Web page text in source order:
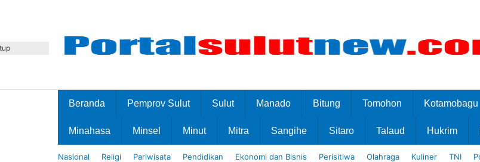
Beranda Pemprov Sulut Sulut Manado Bitung Tomohon Kotamobagu
Minahasa Minsel Minut Mitra Sangihe Sitaro Talaud Hukrim
Nasional Religi Pariwisata Pendidikan Ekonomi dan Bisnis Perisitiwa Olahraga Kuliner TNI